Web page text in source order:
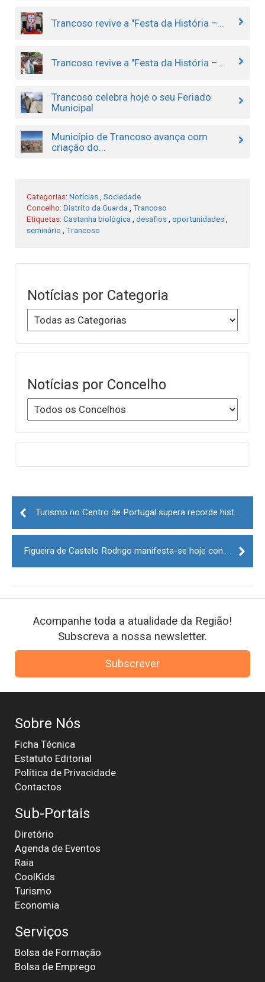
Trancoso revive a "Festa da História –...
Trancoso revive a "Festa da História –...
Trancoso celebra hoje o seu Feriado
Municipal
Município de Trancoso avança com
criação do...
Categorias: Notícias, Sociedade
Concelho: Distrito da Guarda, Trancoso
Etiquetas: Castanha biológica, desafios, oportunidades,
seminário , Trancoso
Notícias por Categoria
Notícias por Concelho
Post
navigation
Turismo no Centro de Portugal supera recorde histórico e crece 11,9% em 2023
Figueira de Castelo Rodrigo manifesta-se hoje contra falta de médicos
Acompanhe toda a atualidade da Região!
Subscreva a nossa newsletter.
Subscrever
Sobre Nós
Ficha Técnica
Estatuto Editorial
Política de Privacidade
Contactos
Sub-Portais
Diretório
Agenda de Eventos
Raia
CoolKids
Turismo
Economia
Serviços
Bolsa de Formação
Bolsa de Emprego